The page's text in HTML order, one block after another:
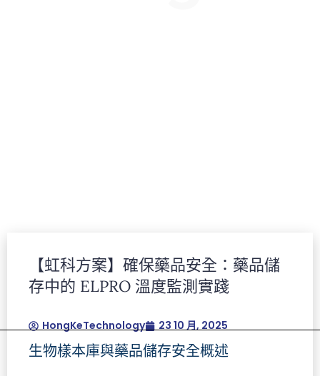
Lorem ipsum dolor sit amet, consectetur
ullamcorper mattis, pulvinar dapibus leo.
【虹科方案】確保藥品安全：藥品儲
存中的 ELPRO 溫度監測實踐
HongKeTechnology 23 10 月, 2025
生物樣本庫與藥品儲存安全概述